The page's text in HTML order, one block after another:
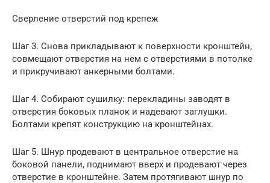
Сверление отверстий под крепеж
Шаг 3. Снова прикладывают к поверхности кронштейн,
совмещают отверстия на нем с отверстиями в потолке
и прикручивают анкерными болтами.
Шаг 4. Собирают сушилку: перекладины заводят в
отверстия боковых планок и надевают заглушки.
Болтами крепят конструкцию на кронштейнах.
Шаг 5. Шнур продевают в центральное отверстие на
боковой панели, поднимают вверх и продевают через
отверстие в кронштейне. Затем протягивают шнур по